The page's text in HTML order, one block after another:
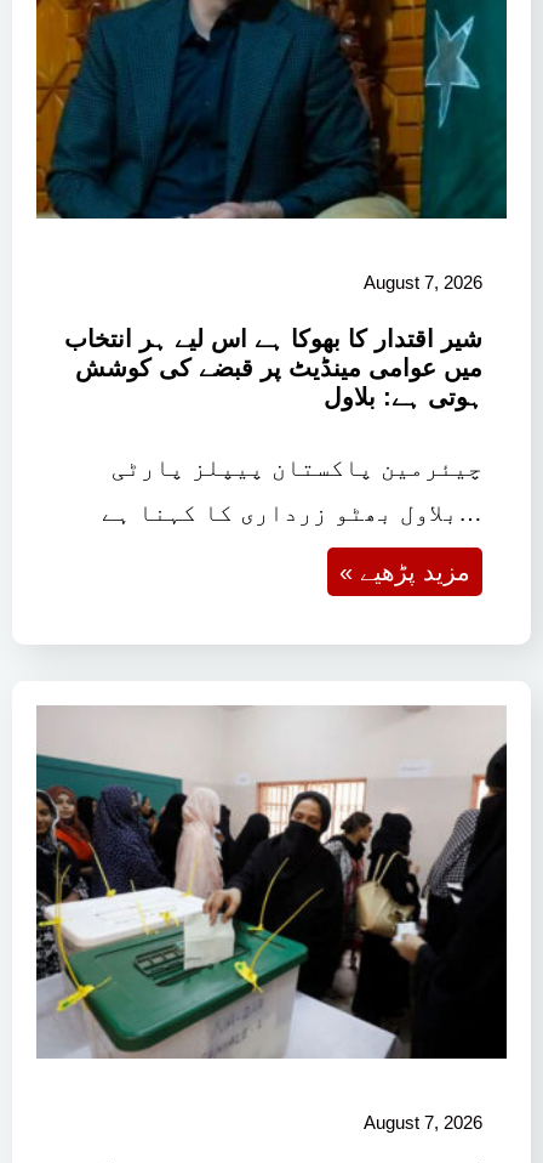
August 7, 2026
شیر اقتدار کا بھوکا ہے اس لیے ہر انتخاب
میں عوامی مینڈیٹ پر قبضے کی کوشش
ہوتی ہے: بلاول
چیئرمین پاکستان پیپلز پارٹی
بلاول بھٹو زرداری کا کہنا ہے…
« مزید پڑھیے
August 7, 2026